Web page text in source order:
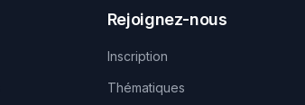
Rejoignez-nous
Inscription
Thématiques